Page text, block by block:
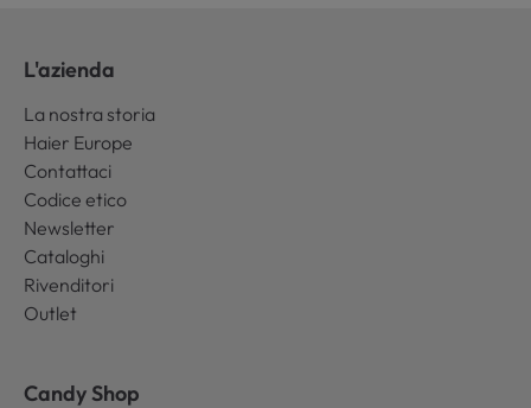
L'azienda
La nostra storia
Haier Europe
Contattaci
Codice etico
Newsletter
Cataloghi
Rivenditori
Outlet
Candy Shop